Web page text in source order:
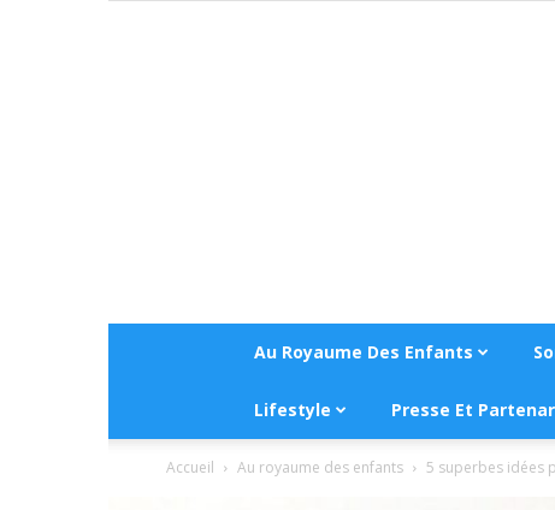
Au Royaume Des Enfants
Lifestyle Presse Et
Accueil Au royaume des enfants 5 superbes idées